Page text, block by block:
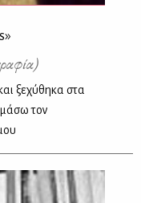
ξεχύθηκα στα
τον